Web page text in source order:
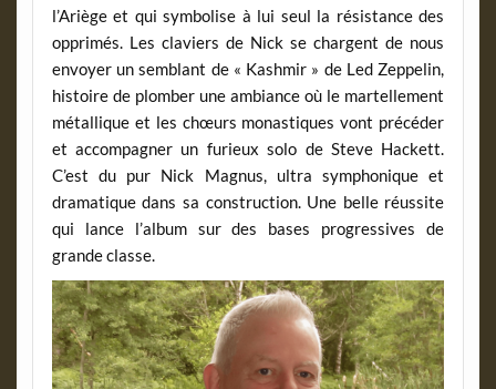
l’Ariège et qui symbolise à lui seul la résistance des
opprimés. Les claviers de Nick se chargent de nous
envoyer un semblant de « Kashmir » de Led Zeppelin,
histoire de plomber une ambiance où le martellement
métallique et les chœurs monastiques vont précéder
et accompagner un furieux solo de Steve Hackett.
C’est du pur Nick Magnus, ultra symphonique et
dramatique dans sa construction. Une belle réussite
qui lance l’album sur des bases progressives de
grande classe.